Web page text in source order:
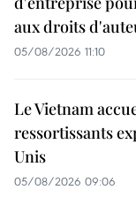
aux droits
05/08/2026 11:10
Le Vietnam
ressortissants
Unis
05/08/2026 09:06